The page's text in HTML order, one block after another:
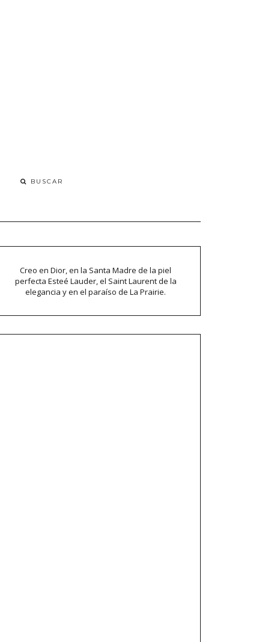
Creo en Dior, en la Santa Madre de la piel
perfecta Esteé Lauder, el Saint Laurent de la
elegancia y en el paraíso de La Prairie.